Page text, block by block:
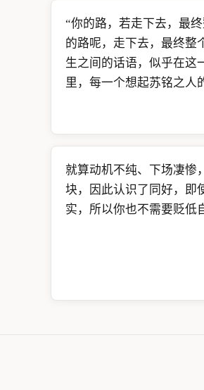
“你的路，若走下去，最
的路呢，走下去，最终整
生之间的话语，似乎在这
里，每一个想起苏铭之人
就算动机不纯、下场凄惨
块，因此认识了同好，即
实，所以你也不需要贬低